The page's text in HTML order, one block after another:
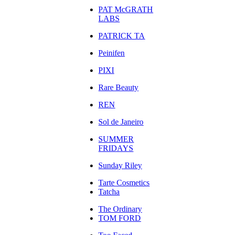
PAT McGRATH
LABS
PATRICK TA
Peinifen
PIXI
Rare Beauty
REN
Sol de Janeiro
SUMMER
FRIDAYS
Sunday Riley
Tarte Cosmetics
Tatcha
The Ordinary
TOM FORD